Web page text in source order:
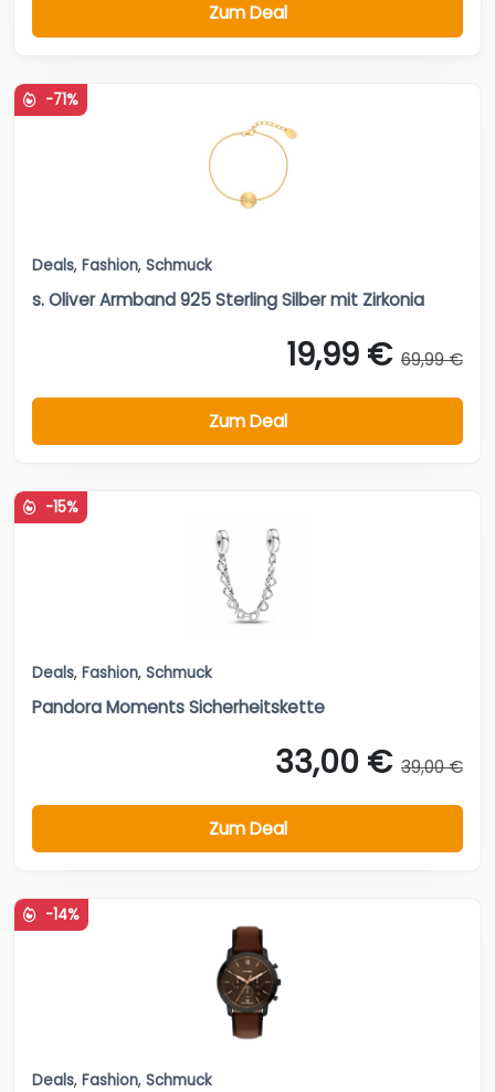
Zum Deal
-71%
Deals, Fashion, Schmuck
s. Oliver Armband 925 Sterling Silber mit Zirkonia
19,99 € 69,99 €
Zum Deal
-15%
Deals, Fashion, Schmuck
Pandora Moments Sicherheitskette
33,00 € 39,00 €
Zum Deal
-14%
Deals, Fashion, Schmuck